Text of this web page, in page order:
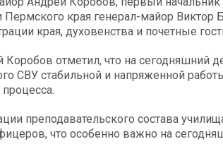
края генерал-майор Виктор
края, духовенства и почетные
отметил, что на сегодняшний
СВУ стабильной и напряженной
преподавательского состава
что особенно важно на